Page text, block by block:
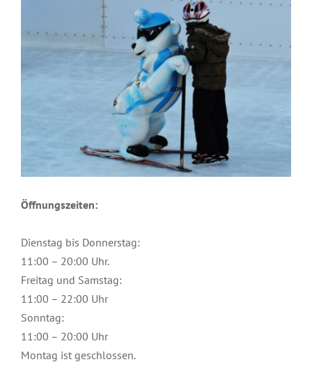
Öffnungszeiten:
Dienstag bis Donnerstag:
11:00 – 20:00 Uhr.
Freitag und Samstag:
11:00 – 22:00 Uhr
Sonntag:
11:00 – 20:00 Uhr
Montag ist geschlossen.